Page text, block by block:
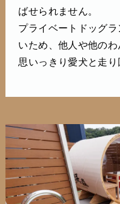
ばせられません。
プライベートドッグ
いため、他人や他の
思いっきり愛犬と走り